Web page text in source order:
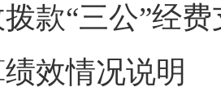
款“三公”经
效情况说明